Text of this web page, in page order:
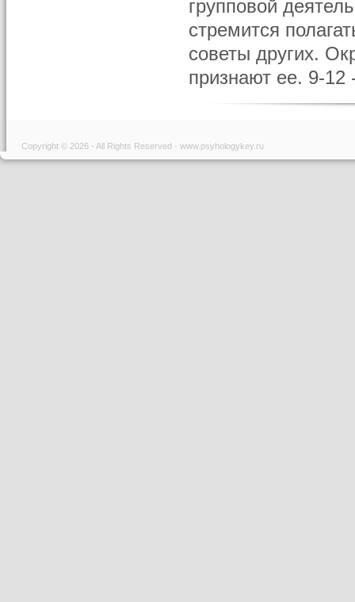
групповой
стремится
советы других.
признают ее. 9-
Copyright © 2026 - All Rights Reserved - www.psyhologykey.ru